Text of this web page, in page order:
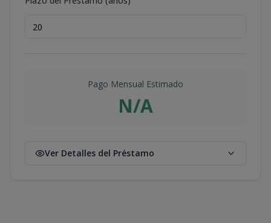
Pago Mensual Estimado
N/A
Ver Detalles del Préstamo